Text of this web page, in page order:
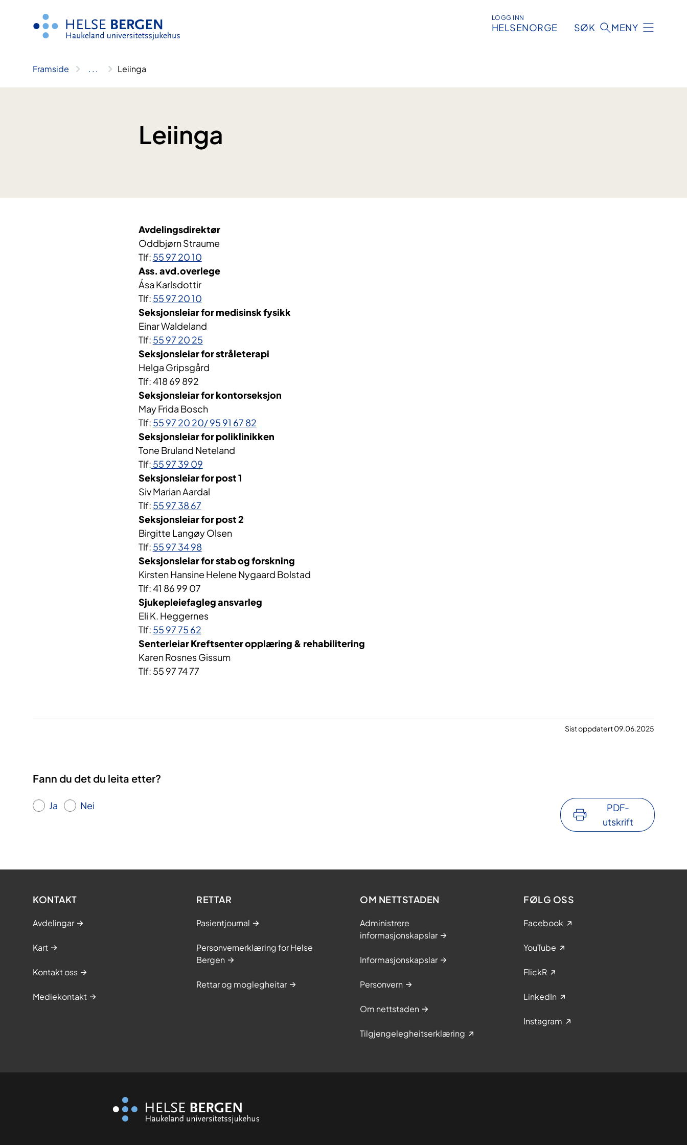
LOGG INN
HELSENORGE SØK MENY
Framside .. . Leiinga
Leiinga
Avdelingsdirektør
Oddbjørn Straume
Tlf: 55 97 20 10
Ass. avd.overlege
Ása Karlsdottir
Tlf: 55 97 20 10
Seksjonsleiar for medisinsk fysikk
Einar Waldeland
Tlf: 55 97 20 25
Seksjonsleiar for stråleterapi
Helga Gripsgård
Tlf: 418 69 892
Seksjonsleiar for kontorseksjon
May Frida Bosch
Tlf: 55 97 20 20/ 95 91 67 82
Seksjonsleiar for poliklinikken
Tone Bruland Neteland
Tlf: 55 97 39 09
Seksjonsleiar for post 1
Siv Marian Aardal
Tlf: 55 97 38 67
Seksjonsleiar for post 2
Birgitte Langøy Olsen
Tlf: 55 97 34 98
Seksjonsleiar for stab og forskning
Kirsten Hansine Helene Nygaard Bolstad
Tlf: 41 86 99 07
Sjuk​​​​epleiefagleg ansvarleg
Eli K. Heggernes
Tlf: 55 97 75 62
Senterleiar Kreftsenter opplæring & rehabilitering
Karen Rosnes Gissum
Tlf: 55 97 74 77
Sist oppdatert 09.06.2025
Fann du det du leita etter?
Ja Nei
PDF-
utskrift
KONTAKT
Avdelingar
Kart
Kontakt oss
Mediekontakt
RETTAR
Pasientjournal
Personvernerklæring for Helse
Bergen
Rettar og moglegheitar
OM NETTSTADEN
Administrere
informasjonskapslar
Informasjonskapslar
Personvern
Om nettstaden
Tilgjengelegheitserklæring
FØLG OSS
Facebook
YouTube
FlickR
LinkedIn
Instagram